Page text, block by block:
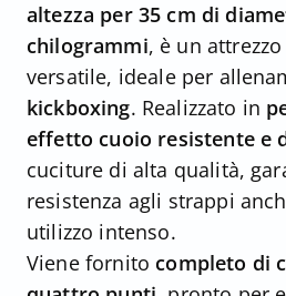
altezza per 35 cm di
chilogrammi, è un
versatile, ideale per
kickboxing. Realizzato in
effetto cuoio resistente e
cuciture di alta qualità,
resistenza agli strappi
utilizzo intenso.
Viene fornito completo di